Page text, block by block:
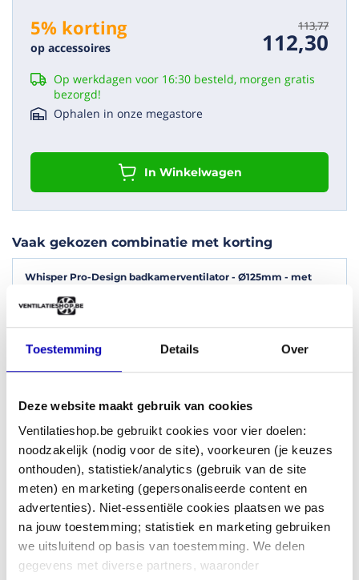
Toestemming Details Over
Deze website maakt gebruik van cookies
Ventilatieshop.be gebruikt cookies voor vier doelen:
noodzakelijk (nodig voor de site), voorkeuren (je keuzes
onthouden), statistiek/analytics (gebruik van de site
meten) en marketing (gepersonaliseerde content en
advertenties). Niet-essentiële cookies plaatsen we pas
na jouw toestemming; statistiek en marketing gebruiken
we uitsluitend op basis van toestemming. We delen
gegevens met diverse partners, waaronder
"Een echt designstuk"
Bijna geruisloos ,echt een aanrader
Marina
25/04/2022
(10/10)
Snelle levering. Top!!
"Prima ventilator"
Verplaatst behoorlijk wat lucht en toch stil.
Zorg er wel voor dat er voldoende toevoer van nieuwe lucht
Dan maakt ie je bli...
marcel
17/12/2020
Bekijk alle reviews
5% korting
op accessoires
Op werkdagen voor 16:30 besteld, morgen gratis
bezorgd!
Ophalen in onze megastore
113,77
112,30
In Winkelwagen
Vaak gekozen combinatie met korting
Whisper Pro-Design badkamerventilator - Ø125mm - met
ventilatiebuis rond Ø 125mm - Lengte 50cm
buitenluchtrooster Ø 125mm aluminium met fijnmazig gaas -